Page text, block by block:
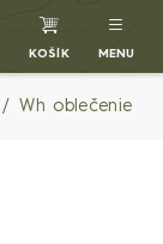
KOŠÍK MENU
Wh oblečenie